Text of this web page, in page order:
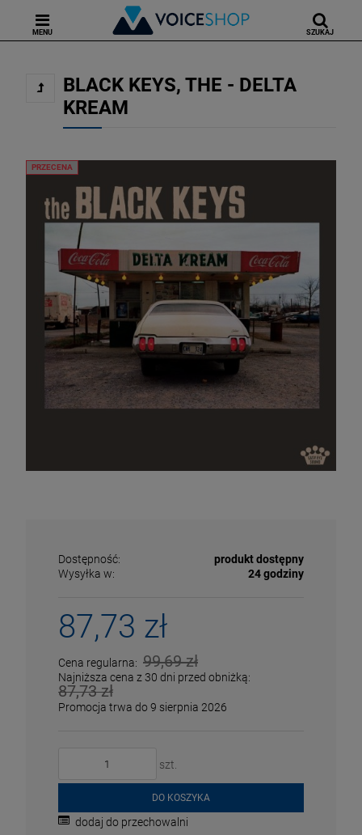
MENU SZUKAJ
BLACK KEYS, THE - DELTA
KREAM
PRZECENA
Dostępność:
produkt dostępny
Wysyłka w:
24 godziny
87,73 zł
Cena regularna: 99,69 zł
Najniższa cena z 30 dni przed obniżką:
87,73 zł
Promocja trwa do 9 sierpnia 2026
szt.
DO KOSZYKA
dodaj do przechowalni